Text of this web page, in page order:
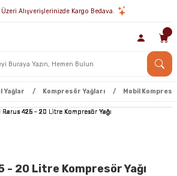
Alışverişlerinizde Kargo Bedava.
Yağlar Kompresör Yağları Mobil
- 20 Litre Kompresör Yağı